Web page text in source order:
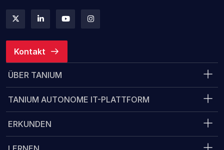
Kontakt
ÜBER TANIUM
TANIUM AUTONOME IT-PLATTFORM
ERKUNDEN